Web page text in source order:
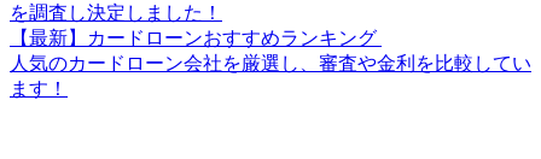
を調査し決定しました！
【最新】カードローンおすすめランキング
人気のカードローン会社を厳選し、審査や金利を比較してい
ます！